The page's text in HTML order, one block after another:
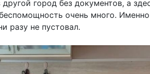
город без документов, а
очень много.
разу не пустовал.